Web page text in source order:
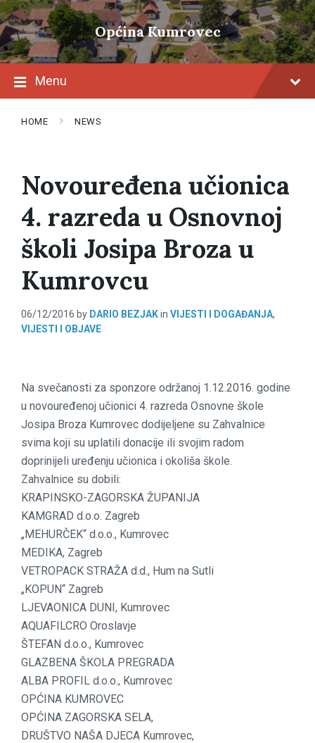
Skip
to
content
Skip
to
main
navigation
Skip
to
footer
Općina Kumrovec
Menu
HOME NEWS
Novouređena učionica
4. razreda u Osnovnoj
školi Josipa Broza u
Kumrovcu
06/12/2016 by DARIO BEZJAKin VIJESTI I DOGAĐANJA,
VIJESTI I OBJAVE
Na svečanosti za sponzore održanoj 1.12.2016. godine
u novouređenoj učionici 4. razreda Osnovne škole
Josipa Broza Kumrovec dodijeljene su Zahvalnice
svima koji su uplatili donacije ili svojim radom
doprinijeli uređenju učionica i okoliša škole.
Zahvalnice su dobili:
KRAPINSKO-ZAGORSKA ŽUPANIJA
KAMGRAD d.o.o. Zagreb
„MEHURČEK“ d.o.o., Kumrovec
MEDIKA, Zagreb
VETROPACK STRAŽA d.d., Hum na Sutli
„KOPUN“ Zagreb
LJEVAONICA DUNI, Kumrovec
AQUAFILCRO Oroslavje
ŠTEFAN d.o.o., Kumrovec
GLAZBENA ŠKOLA PREGRADA
ALBA PROFIL d.o.o., Kumrovec
OPĆINA KUMROVEC
OPĆINA ZAGORSKA SELA,
DRUŠTVO NAŠA DJECA Kumrovec,